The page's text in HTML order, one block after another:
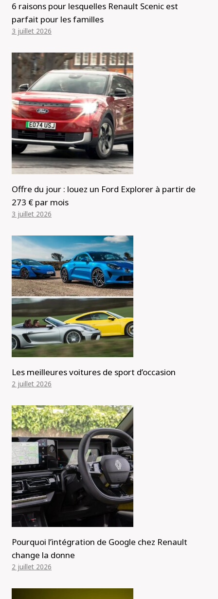
6 raisons pour lesquelles Renault Scenic est
parfait pour les familles
3 juillet 2026
Offre du jour : louez un Ford Explorer à partir de
273 € par mois
3 juillet 2026
Les meilleures voitures de sport d’occasion
2 juillet 2026
Pourquoi l’intégration de Google chez Renault
change la donne
2 juillet 2026